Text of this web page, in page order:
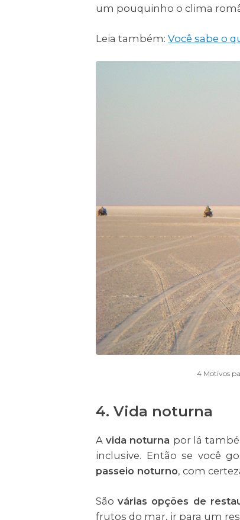
um pouquinho o clima
Leia também: Você sabe o
4 Motivos
4. Vida noturna
A vida noturna por lá
inclusive. Então se você
passeio noturno, com
Sãovárias opções de
frutos do mar, ir para um